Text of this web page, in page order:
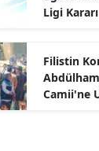
Ligi Kararı
Filistin
Camii'ne